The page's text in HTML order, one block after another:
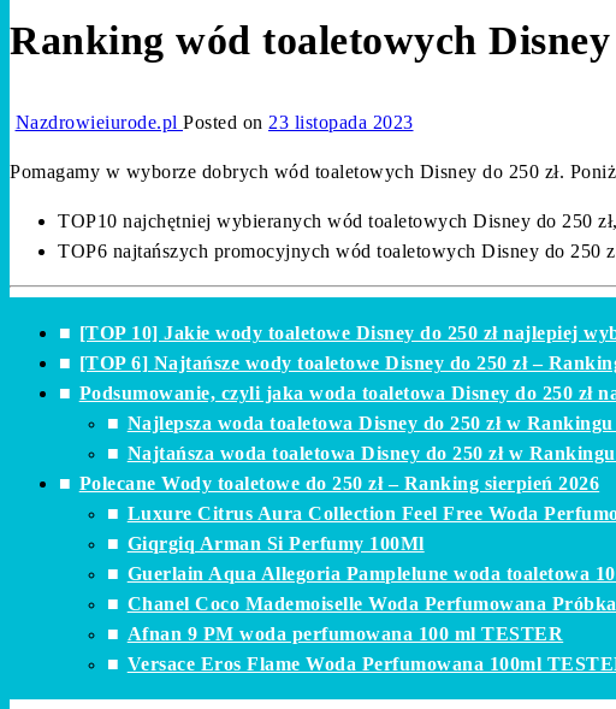
Ranking wód toaletowych Disney
Nazdrowieiurode.pl Posted on 23 listopada 2023
Pomagamy w wyborze dobrych wód toaletowych Disney do 250 zł.
TOP10 najchętniej wybieranych wód toaletowych Disney do 250 zł,
TOP6 najtańszych promocyjnych wód toaletowych Disney do 250
[TOP 10] Jakie wody toaletowe Disney do 250 zł najlepiej
[TOP 6] Najtańsze wody toaletowe Disney do 250 zł –
Podsumowanie, czyli jaka woda toaletowa Disney do 250 zł
Najlepsza woda toaletowa Disney do 250 zł w
Najtańsza woda toaletowa Disney do 250 zł w
Polecane Wody toaletowe do 250 zł – Ranking sierpień 2026
Luxure Citrus Aura Collection Feel Free Woda
Giqrgiq Arman Si Perfumy 100Ml
Guerlain Aqua Allegoria Pamplelune woda toaletowa
Chanel Coco Mademoiselle Woda Perfumowana
Afnan 9 PM woda perfumowana 100 ml TESTER
Versace Eros Flame Woda Perfumowana 100ml